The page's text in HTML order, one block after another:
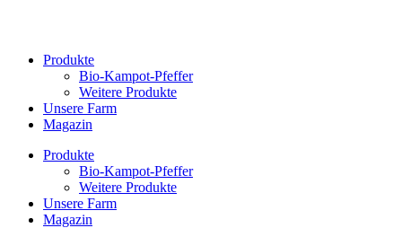
Produkte
Bio-Kampot-Pfeffer
Weitere Produkte
Unsere Farm
Magazin
Produkte
Bio-Kampot-Pfeffer
Weitere Produkte
Unsere Farm
Magazin